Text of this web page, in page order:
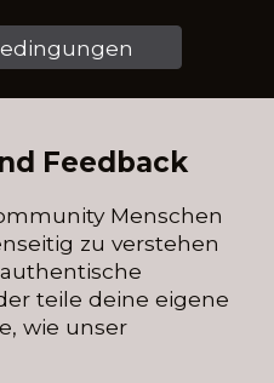
Feedback
Menschen
zu verstehen
teile deine eigene
wie unser